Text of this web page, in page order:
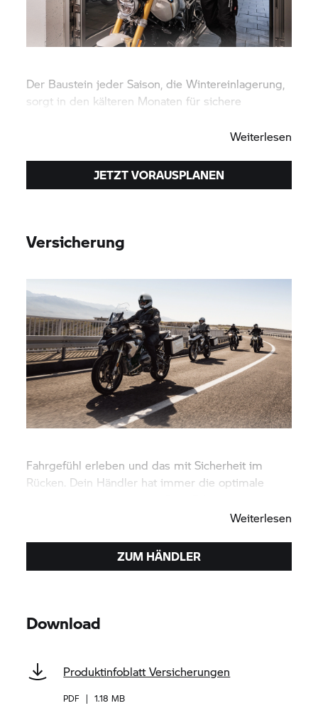
Der Baustein jeder Saison, die Wintereinlagerung,
sorgt in den kälteren Monaten für sichere
Weiterlesen
JETZT VORAUSPLANEN
Versicherung
Fahrgefühl erleben und das mit Sicherheit im
Rücken. Dein Händler hat immer die optimale
Weiterlesen
ZUM HÄNDLER
Download
Produktinfoblatt Versicherungen
PDF | 1.18 MB